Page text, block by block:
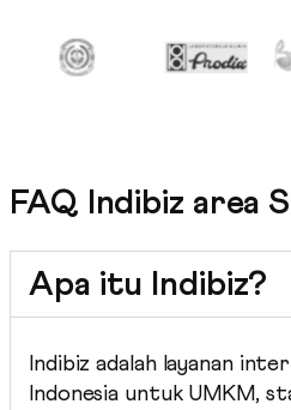
FAQ Indibiz area
Apa itu Indibiz?
Indibiz adalah layanan
Indonesia untuk UMKM,